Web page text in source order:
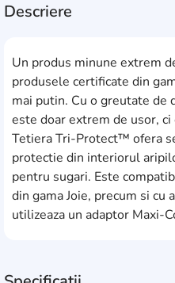
Descriere
Un produs minune extrem
produsele certificate din
mai putin. Cu o greutate de
este doar extrem de usor,
Tetiera Tri-Protect™ ofera
protectie din interiorul
pentru sugari. Este
din gama Joie, precum si cu
utilizeaza un adaptor Maxi-